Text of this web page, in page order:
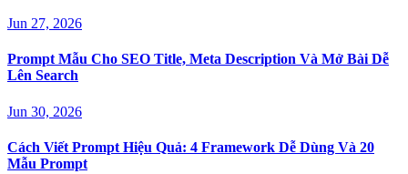
Jun 27, 2026
Prompt Mẫu Cho SEO Title, Meta Description Và Mở Bài Dễ
Lên Search
Jun 30, 2026
Cách Viết Prompt Hiệu Quả: 4 Framework Dễ Dùng Và 20
Mẫu Prompt